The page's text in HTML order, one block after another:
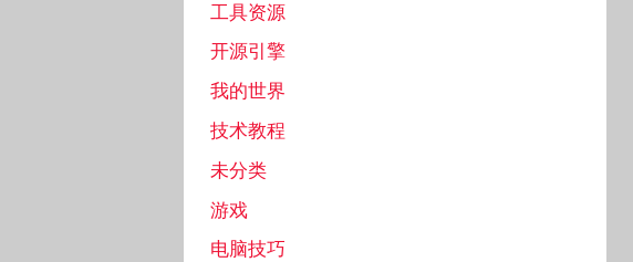
工具资源
开源引擎
我的世界
技术教程
未分类
游戏
电脑技巧